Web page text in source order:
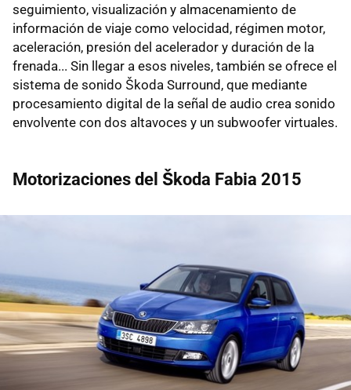
seguimiento, visualización y almacenamiento de
información de viaje como velocidad, régimen motor,
aceleración, presión del acelerador y duración de la
frenada... Sin llegar a esos niveles, también se ofrece el
sistema de sonido Škoda Surround, que mediante
procesamiento digital de la señal de audio crea sonido
envolvente con dos altavoces y un subwoofer virtuales.
Motorizaciones del Škoda Fabia 2015